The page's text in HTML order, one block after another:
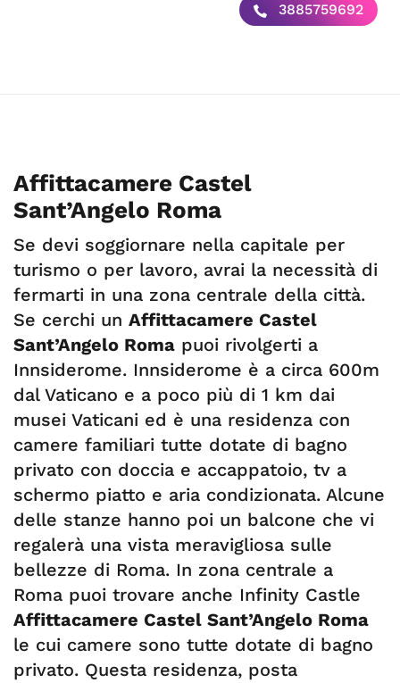
3885759692
Affittacamere Castel
Sant’Angelo Roma
Se devi soggiornare nella capitale per
turismo o per lavoro, avrai la necessità di
fermarti in una zona centrale della città.
Se cerchi un Affittacamere Castel
Sant’Angelo Roma puoi rivolgerti a
Innsiderome. Innsiderome è a circa 600m
dal Vaticano e a poco più di 1 km dai
musei Vaticani ed è una residenza con
camere familiari tutte dotate di bagno
privato con doccia e accappatoio, tv a
schermo piatto e aria condizionata. Alcune
delle stanze hanno poi un balcone che vi
regalerà una vista meravigliosa sulle
bellezze di Roma. In zona centrale a
Roma puoi trovare anche Infinity Castle
Affittacamere Castel Sant’Angelo Roma
le cui camere sono tutte dotate di bagno
privato. Questa residenza, posta